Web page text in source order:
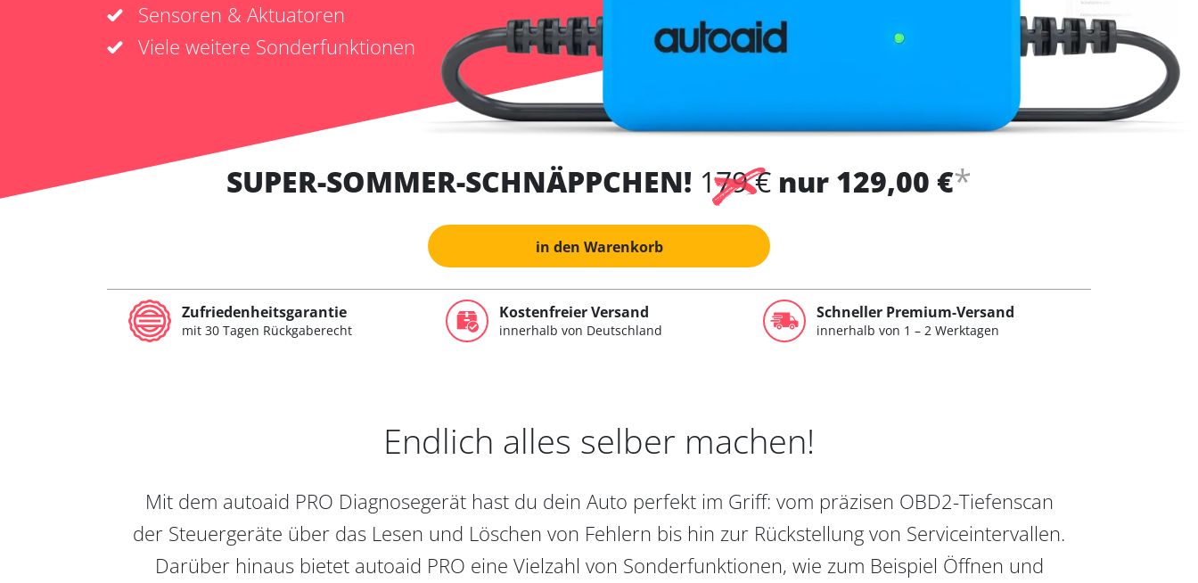
Sensoren & Aktuatoren
Viele weitere Sonderfunktionen
SUPER-SOMMER-SCHNÄPPCHEN! 179 € nur 129,00 €*
in den Warenkorb
Zufriedenheitsgarantie
mit 30 Tagen Rückgaberecht
Kostenfreier Versand
innerhalb von Deutschland
Schneller Premium-Versand
innerhalb von 1 – 2 Werktagen
Endlich alles selber machen!
Mit dem autoaid PRO Diagnosegerät hast du dein Auto perfekt im Griff: vom präzisen OBD2-Tiefenscan
der Steuergeräte über das Lesen und Löschen von Fehlern bis hin zur Rückstellung von Serviceintervallen.
Darüber hinaus bietet autoaid PRO eine Vielzahl von Sonderfunktionen, wie zum Beispiel Öffnen und